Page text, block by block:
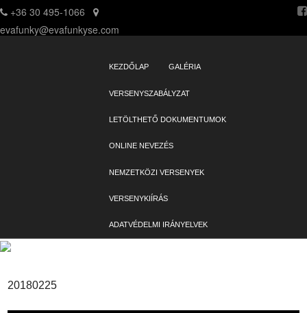
+36 30 495-1066
evafunky@evafunkyse.com
közös oldala
SKIP TO CONTENT
KEZDŐLAP GALÉRIA
VERSENYSZABÁLYZAT
LETÖLTHETŐ DOKUMENTUMOK
ONLINE NEVEZÉS
NEMZETKÖZI VERSENYEK
VERSENYKIÍRÁS
ADATVÉDELMI IRÁNYELVEK
20180225